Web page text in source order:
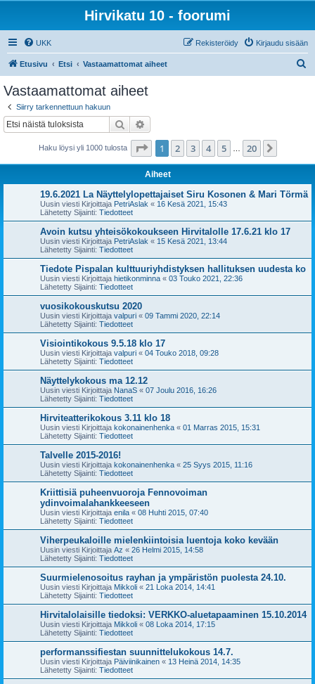
Hirvikatu 10 - foorumi
UKK Kirjaudu sisään
Rekisteröidy
Etusivu Etsi Vastaamattomat aiheet
Vastaamattomat aiheet
Siirry tarkennettuun hakuun
Etsi
Haku löysi yli 1000 tulosta Sivu /20
1 2 3 4 5 20
Aiheet
19.6.2021 La Näyttelylopettajaiset Siru Kosonen & Mari Törmä
Uusin viesti Kirjoittaja PetriAslak « 16 Kesä 2021, 15:43
Lähetetty Sijainti: Tiedotteet
Avoin kutsu yhteisökokoukseen Hirvitalolle 17.6.21 klo 17
Uusin viesti Kirjoittaja PetriAslak « 15 Kesä 2021, 13:44
Lähetetty Sijainti: Tiedotteet
Tiedote Pispalan kulttuuriyhdistyksen hallituksen uudesta ko
Uusin viesti Kirjoittaja hietikonminna « 03 Touko 2021, 22:36
Lähetetty Sijainti: Tiedotteet
vuosikokouskutsu 2020
Uusin viesti Kirjoittaja valpuri « 09 Tammi 2020, 22:14
Lähetetty Sijainti: Tiedotteet
Visiointikokous 9.5.18 klo 17
Uusin viesti Kirjoittaja valpuri « 04 Touko 2018, 09:28
Lähetetty Sijainti: Tiedotteet
Näyttelykokous ma 12.12
Uusin viesti Kirjoittaja NanaS « 07 Joulu 2016, 16:26
Lähetetty Sijainti: Tiedotteet
Hirviteatterikokous 3.11 klo 18
Uusin viesti Kirjoittaja kokonainenhenka « 01 Marras 2015, 15:31
Lähetetty Sijainti: Tiedotteet
Talvelle 2015-2016!
Uusin viesti Kirjoittaja kokonainenhenka « 25 Syys 2015, 11:16
Lähetetty Sijainti: Tiedotteet
Kriittisiä puheenvuoroja Fennovoiman
ydinvoimalahankkeeseen
Uusin viesti Kirjoittaja enila « 08 Huhti 2015, 07:40
Lähetetty Sijainti: Tiedotteet
Viherpeukaloille mielenkiintoisia luentoja koko kevään
Uusin viesti Kirjoittaja Az « 26 Helmi 2015, 14:58
Lähetetty Sijainti: Tiedotteet
Suurmielenosoitus rayhan ja ympäristön puolesta 24.10.
Uusin viesti Kirjoittaja Mikkoli « 21 Loka 2014, 14:41
Lähetetty Sijainti: Tiedotteet
Hirvitalolaisille tiedoksi: VERKKO-aluetapaaminen 15.10.2014
Uusin viesti Kirjoittaja Mikkoli « 08 Loka 2014, 17:15
Lähetetty Sijainti: Tiedotteet
performanssifiestan suunnittelukokous 14.7.
Uusin viesti Kirjoittaja Päiviinikainen « 13 Heinä 2014, 14:35
Lähetetty Sijainti: Tiedotteet